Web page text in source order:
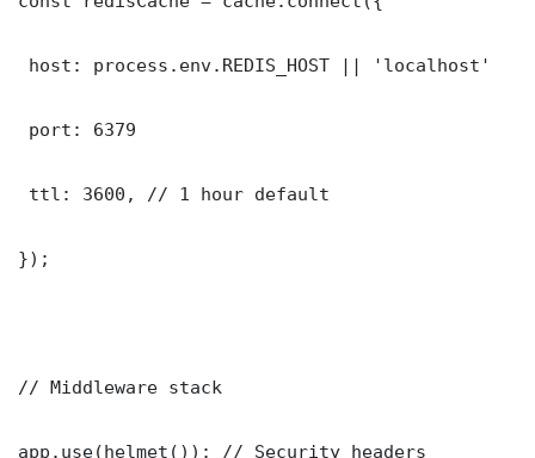
host: process.env.REDIS_HOST || 'localhost'
port: 6379
ttl: 3600, // 1 hour default
});
// Middleware stack
app.use(helmet()); // Security headers